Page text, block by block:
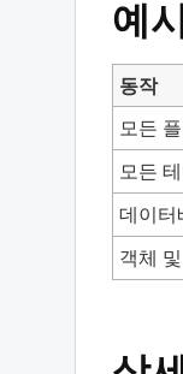
예
동작
모든
모든
데이터
객체